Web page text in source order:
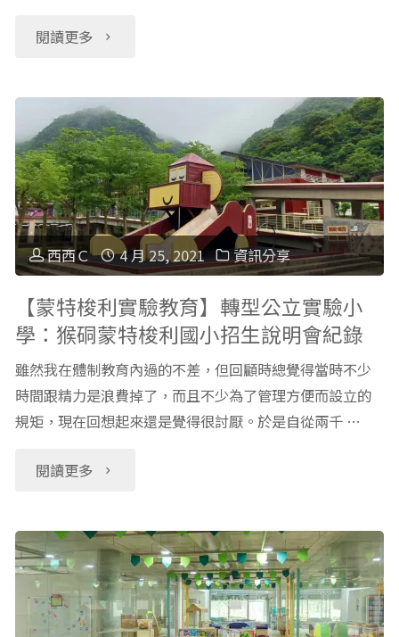
台
聲
書
單
推
（非
童
書）"
閱讀更多
"【財
培
養
孩
子
理
財
觀
念，
親
天
下
西西Ｃ 4 月 25, 2021 資訊分享
【蒙特梭利實驗教育】轉型公立實驗小
學：猴硐蒙特梭利國小招生說明會紀錄
雖然我在體制教育內過的不差，但回顧時總覺得當時不少
時間跟精力是浪費掉了，而且不少為了管理方便而設立的
規矩，現在回想起來還是覺得很討厭。於是自從兩千 …
閱讀更多
"【蒙
梭
利